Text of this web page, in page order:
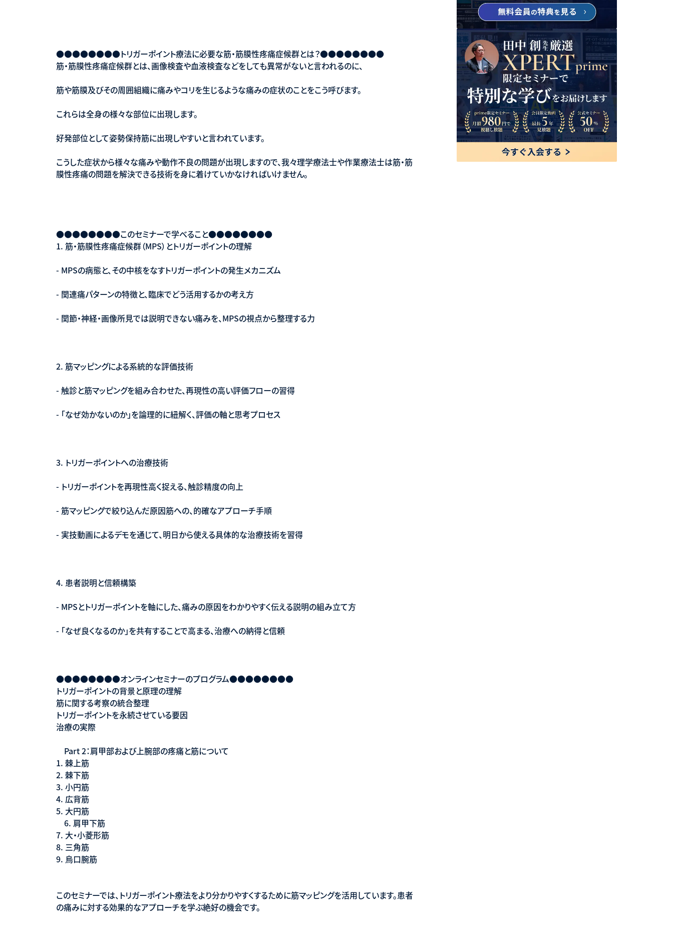
●●●●●●●●トリガーポイント療法に必要な筋・筋膜性疼痛症候群とは？●●●●●●●●
筋・筋膜性疼痛症候群とは、画像検査や血液検査などをしても異常がないと言われるのに、
筋や筋膜及びその周囲組織に痛みやコリを生じるような痛みの症状のことをこう呼びます。
これらは全身の様々な部位に出現します。
好発部位として姿勢保持筋に出現しやすいと言われています。
こうした症状から様々な痛みや動作不良の問題が出現しますので、我々理学療法士や作業療法士は筋・筋
膜性疼痛の問題を解決できる技術を身に着けていかなければいけません。
●●●●●●●●このセミナーで学べること●●●●●●●●
1. 筋・筋膜性疼痛症候群（MPS）とトリガーポイントの理解
- MPSの病態と、その中核をなすトリガーポイントの発生メカニズム
- 関連痛パターンの特徴と、臨床でどう活用するかの考え方
- 関節・神経・画像所見では説明できない痛みを、MPSの視点から整理する力
2. 筋マッピングによる系統的な評価技術
- 触診と筋マッピングを組み合わせた、再現性の高い評価フローの習得
- 「なぜ効かないのか」を論理的に紐解く、評価の軸と思考プロセス
3. トリガーポイントへの治療技術
- トリガーポイントを再現性高く捉える、触診精度の向上
- 筋マッピングで絞り込んだ原因筋への、的確なアプローチ手順
- 実技動画によるデモを通じて、明日から使える具体的な治療技術を習得
4. 患者説明と信頼構築
- MPSとトリガーポイントを軸にした、痛みの原因をわかりやすく伝える説明の組み立て方
- 「なぜ良くなるのか」を共有することで高まる、治療への納得と信頼
●●●●●●●●オンラインセミナーのプログラム●●●●●●●●
トリガーポイントの背景と原理の理解
筋に関する考察の統合整理
トリガーポイントを永続させている要因
治療の実際
Part 2：肩甲部および上腕部の疼痛と筋について
1. 棘上筋
2. 棘下筋
3. 小円筋
4. 広背筋
5. 大円筋
6. 肩甲下筋
7. 大・小菱形筋
8. 三角筋
9. 烏口腕筋
このセミナーでは、トリガーポイント療法をより分かりやすくするために筋マッピングを活用しています。患者
の痛みに対する効果的なアプローチを学ぶ絶好の機会です。